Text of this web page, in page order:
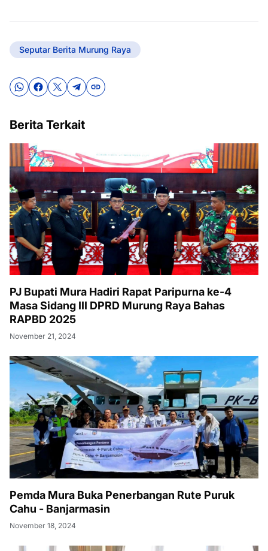
Seputar Berita Murung Raya
Berita Terkait
PJ Bupati Mura Hadiri Rapat Paripurna ke-4
Masa Sidang III DPRD Murung Raya Bahas
RAPBD 2025
November 21, 2024
Pemda Mura Buka Penerbangan Rute Puruk
Cahu - Banjarmasin
November 18, 2024